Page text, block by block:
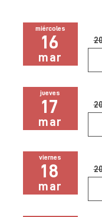
miércoles
16
mar
jueves
17
mar
viernes
18
mar